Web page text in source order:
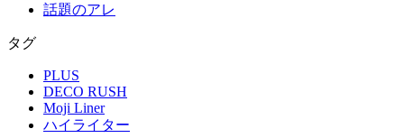
話題のアレ
タグ
PLUS
DECO RUSH
Moji Liner
ハイライター